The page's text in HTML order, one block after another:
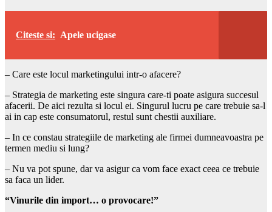
Citeste si: Apele ucigase
– Care este locul marketingului intr-o afacere?
– Strategia de marketing este singura care-ti poate asigura succesul
afacerii. De aici rezulta si locul ei. Singurul lucru pe care trebuie sa-l
ai in cap este consumatorul, restul sunt chestii auxiliare.
– In ce constau strategiile de marketing ale firmei dumneavoastra pe
termen mediu si lung?
– Nu va pot spune, dar va asigur ca vom face exact ceea ce trebuie
sa faca un lider.
“Vinurile din import… o provocare!”